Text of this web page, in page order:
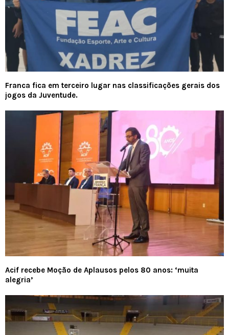
Franca fica em terceiro lugar nas classificações gerais dos
jogos da Juventude.
Acif recebe Moção de Aplausos pelos 80 anos: ‘muita
alegria’